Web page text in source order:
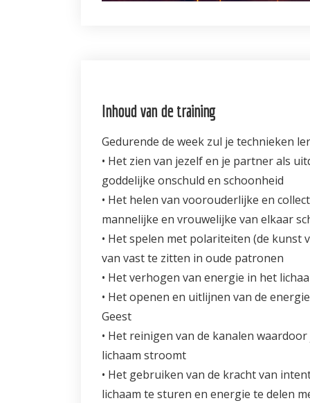
Inhoud van de training
Gedurende de week zul je technieken
• Het zien van jezelf en je partner als
goddelijke onschuld en schoonheid
• Het helen van voorouderlijke en
mannelijke en vrouwelijke van elkaar
• Het spelen met polariteiten (de kunst
van vast te zitten in oude patronen
• Het verhogen van energie in het
• Het openen en uitlijnen van de
Geest
• Het reinigen van de kanalen
lichaam stroomt
• Het gebruiken van de kracht van
lichaam te sturen en energie te delen